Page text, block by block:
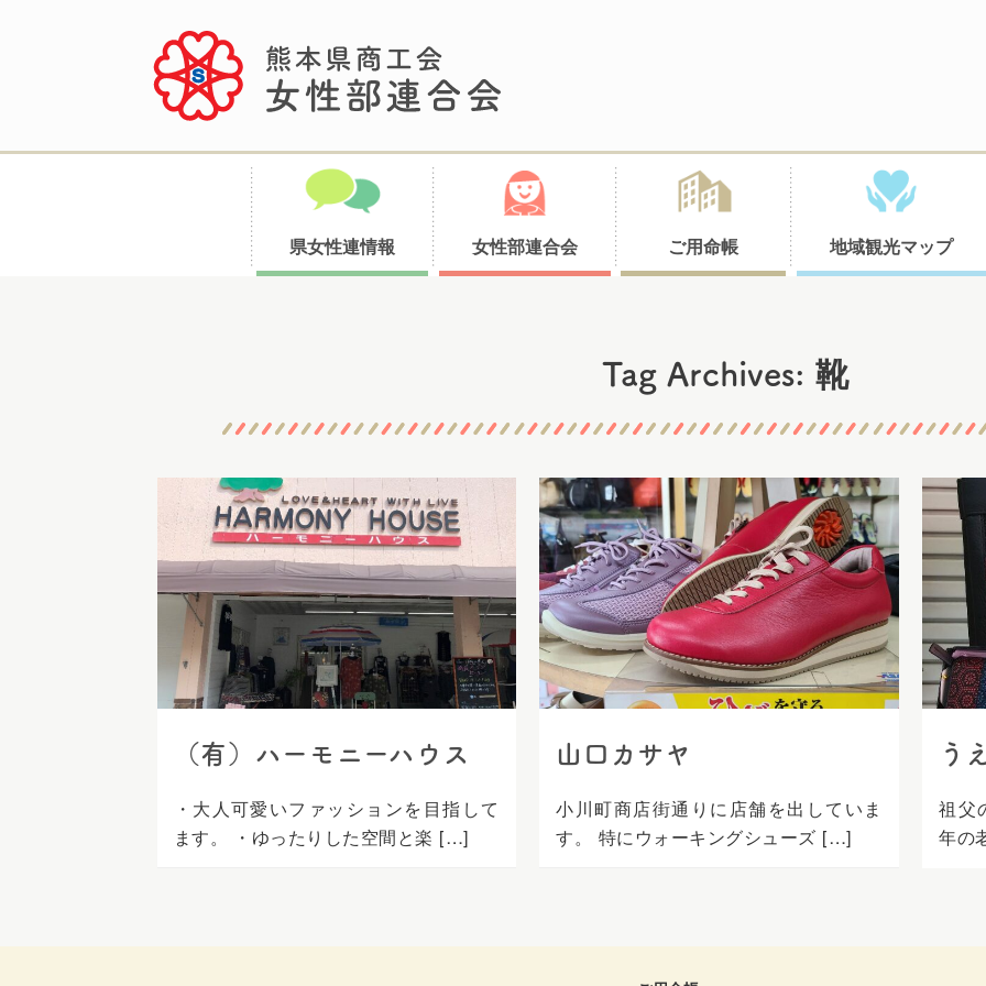
県女性連情報 女性部連合会 ご用命帳 地域観光マップ
へ
ッ
プ
Tag Archives: 靴
（有）ハーモニーハウス
・大人可愛いファッションを目指して
ます。 ・ゆったりした空間と楽 […]
山口カサヤ
小川町商店街通りに店舗を出していま
す。 特にウォーキングシューズ […]
う
祖父
年の